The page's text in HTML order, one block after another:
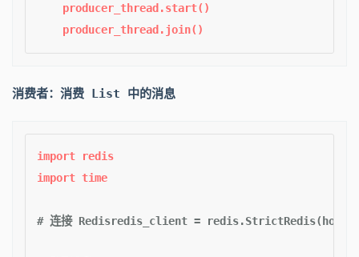
    producer_thread.start()
消费者：消费 List 中的消息
import
import time
# 连接 Redisredis_client =